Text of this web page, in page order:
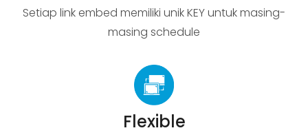
Setiap link embed memiliki unik KEY untuk masing-
masing schedule
Flexible